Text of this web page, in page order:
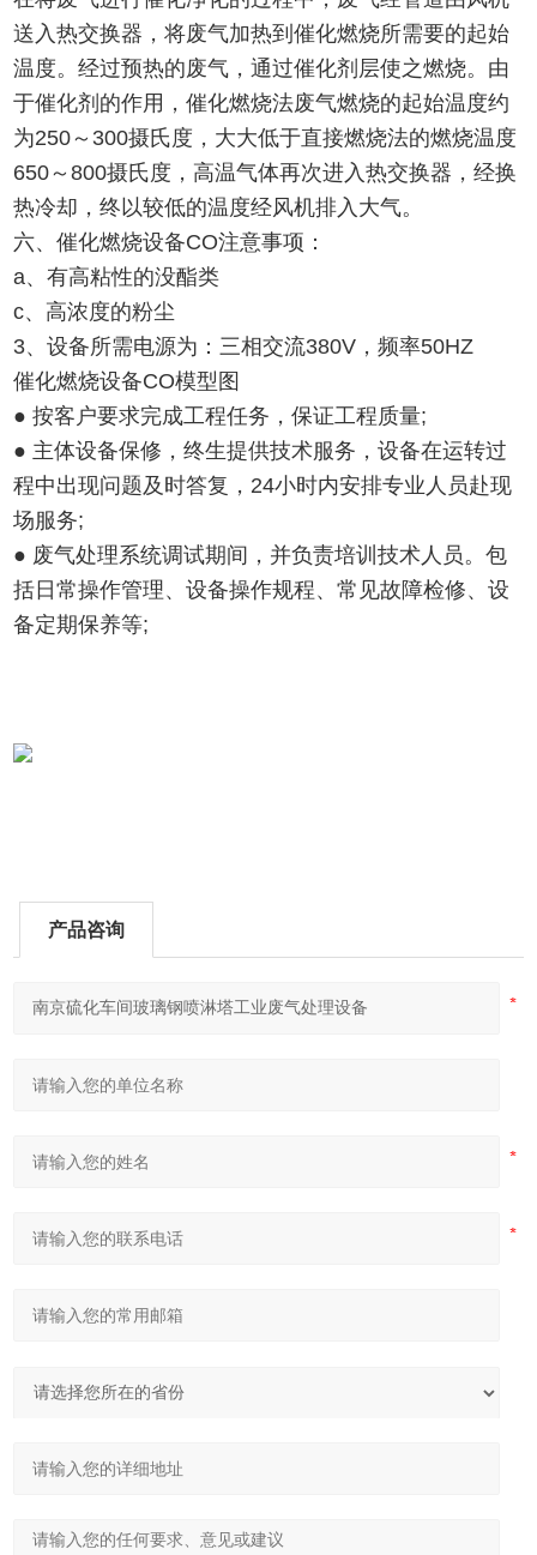
送入热交换器，将废气加热到催化燃烧所需要的起始
温度。经过预热的废气，通过催化剂层使之燃烧。由
于催化剂的作用，催化燃烧法废气燃烧的起始温度约
为250～300摄氏度，大大低于直接燃烧法的燃烧温度
650～800摄氏度，高温气体再次进入热交换器，经换
热冷却，终以较低的温度经风机排入大气。
六、催化燃烧设备CO注意事项：
a、有高粘性的没酯类
c、高浓度的粉尘
3、设备所需电源为：三相交流380V，频率50HZ
催化燃烧设备CO模型图
● 按客户要求完成工程任务，保证工程质量;
● 主体设备保修，终生提供技术服务，设备在运转过
程中出现问题及时答复，24小时内安排专业人员赴现
场服务;
● 废气处理系统调试期间，并负责培训技术人员。包
括日常操作管理、设备操作规程、常见故障检修、设
备定期保养等;
产品咨询